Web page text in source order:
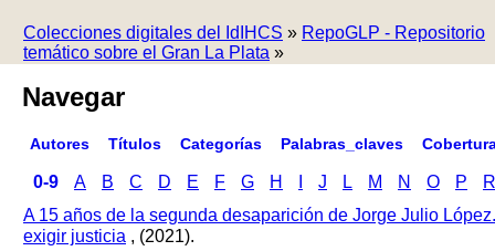
Colecciones digitales del IdIHCS » RepoGLP - Repositorio
temático sobre el Gran La Plata »
Navegar
Autores Títulos Categorías Palabras_claves
0-9 A B C D E F G H J L M N O P
R
A 15 años de la segunda desaparición de Jorge Julio
exigir justicia , (2021).